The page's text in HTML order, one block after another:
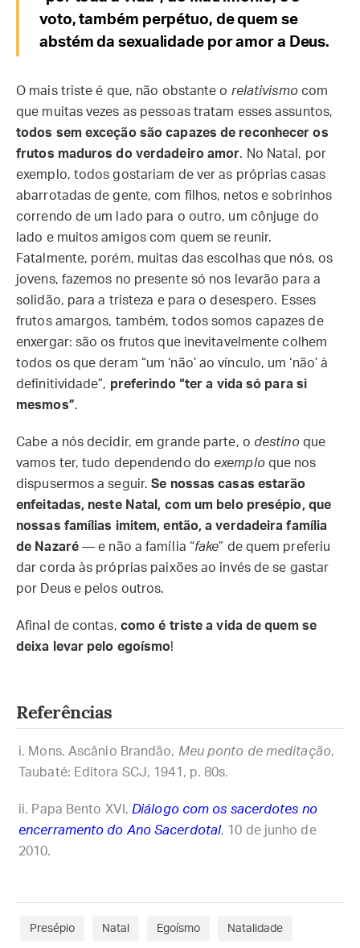
voto, também perpétuo, de quem se
abstém da sexualidade por amor a Deus.
O mais triste é que, não obstante o relativismocom
que muitas vezes as pessoas tratam esses assuntos,
todos sem exceção são capazes de reconhecer os
frutos maduros do verdadeiro amor. No Natal, por
exemplo, todos gostariam de ver as próprias casas
abarrotadas de gente, com filhos, netos e sobrinhos
correndo de um lado para o outro, um cônjuge do
lado e muitos amigos com quem se reunir.
Fatalmente, porém, muitas das escolhas que nós, os
jovens, fazemos no presente só nos levarão para a
solidão, para a tristeza e para o desespero. Esses
frutos amargos, também, todos somos capazes de
enxergar: são os frutos que inevitavelmente colhem
todos os que deram “um ‘não’ ao vínculo, um ‘não’ à
definitividade”, preferindo “ter a vida só para si
mesmos”.
Cabe a nós decidir, em grande parte, o destinoque
vamos ter, tudo dependendo do exemploque nos
dispusermos a seguir.Se nossas casas estarão
enfeitadas, neste Natal, com um belo presépio, que
nossas famílias imitem, então, a verdadeira família
de Nazaré— e não a família “fake” de quem preferiu
dar corda às próprias paixões ao invés de se gastar
por Deus e pelos outros.
Afinal de contas, como é triste a vida de quem se
deixa levar pelo egoísmo!
Referências
Mons. Ascânio Brandão, Meu ponto de meditação,
Taubaté: Editora SCJ, 1941, p. 80s.
Papa Bento XVI, Diálogo com os sacerdotes no
encerramento do Ano Sacerdotal, 10 de junho de
2010.
Presépio Natal Egoísmo Natalidade